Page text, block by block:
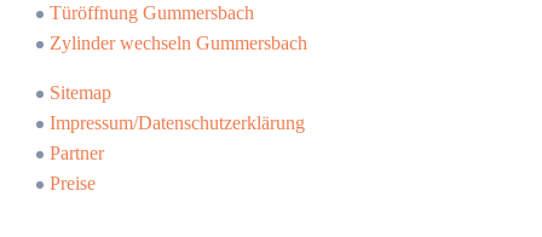
Türöffnung Gummersbach
Zylinder wechseln Gummersbach
Sitemap
Impressum/Datenschutzerklärung
Partner
Preise